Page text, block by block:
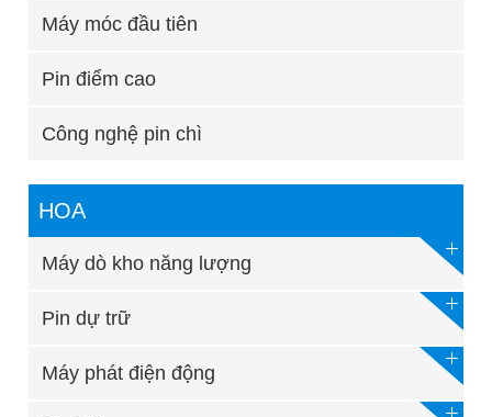
Máy móc đầu tiên
Pin điểm cao
Công nghệ pin chì
HOA
Máy dò kho năng lượng
Pin dự trữ
Máy phát điện động